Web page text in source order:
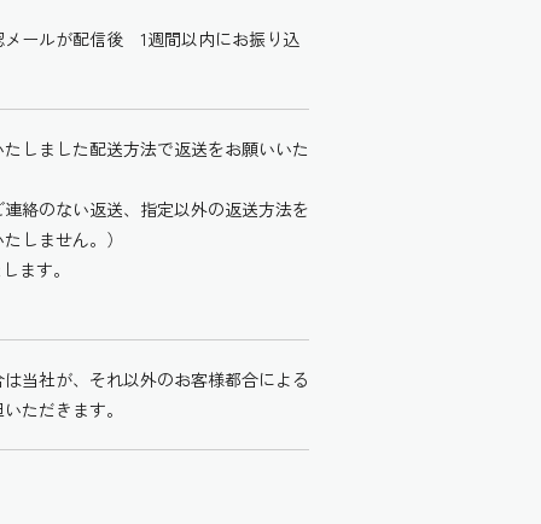
ールが配信後 1週間以内にお振り込
しました配送方法で返送をお願いいた
絡のない返送、指定以外の返送方法を
しません。）
ます。
当社が、それ以外のお客様都合による
ただきます。